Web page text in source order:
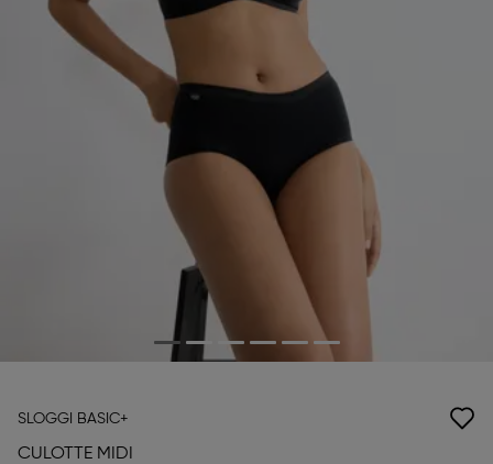
SLOGGI BASIC+
CULOTTE MIDI